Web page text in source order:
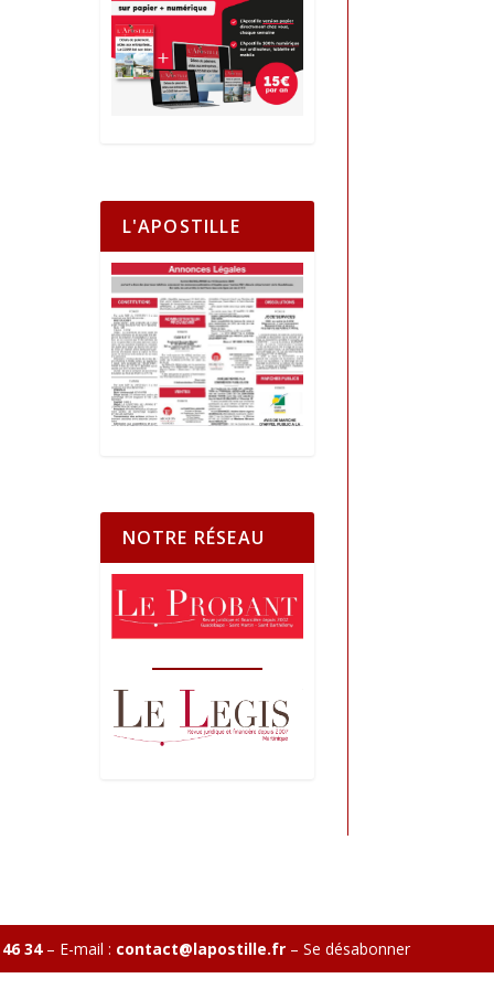
L'APOSTILLE
NOTRE RÉSEAU
34– E-mail : contact@lapostille.fr– Se désabonner